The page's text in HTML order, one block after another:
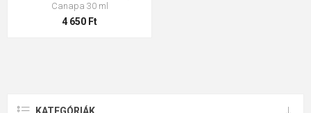
Canapa 30 ml
4 650 Ft